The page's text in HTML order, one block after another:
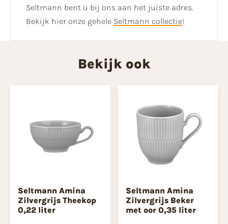
Seltmann bent u bij ons aan het juiste adres.
Bekijk hier onze gehele Seltmann collectie!
Bekijk ook
Seltmann Amina
Zilvergrijs Theekop
0,22 liter
Seltmann Amina
Zilvergrijs Beker
met oor 0,35 liter